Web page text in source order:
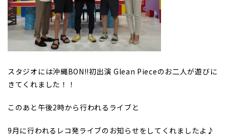
スタジオには沖縄BON!!初出演 Glean Pieceのお二人が遊びに
きてくれました！！
このあと午後2時から行われるライブと
9月に行われるレコ発ライブのお知らせをしてくれましたよ♪